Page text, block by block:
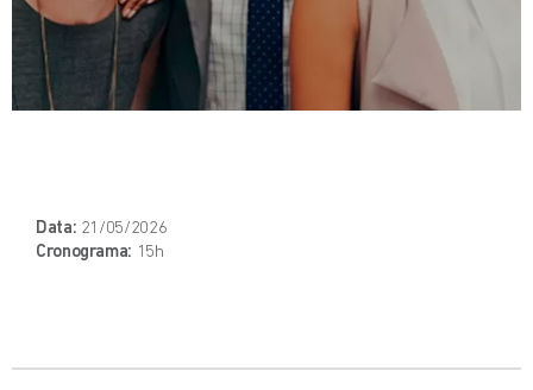
Data: 21/05/2026
Cronograma: 15h